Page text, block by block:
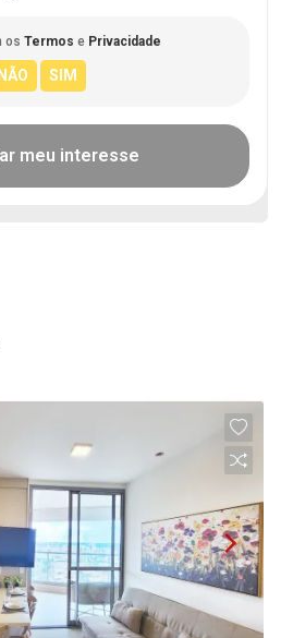
os Termos e Privacidade
meu interesse